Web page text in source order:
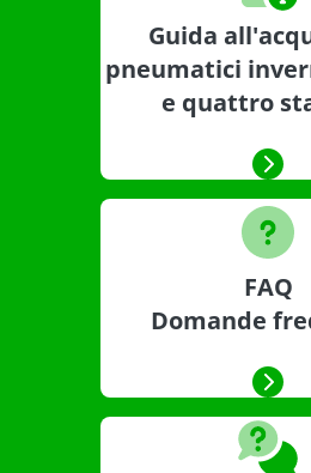
Guida
pneumatici
e quattro
FAQ
Domande